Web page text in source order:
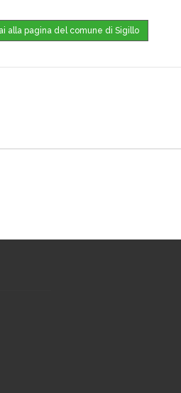
alla pagina del comune di Sigillo